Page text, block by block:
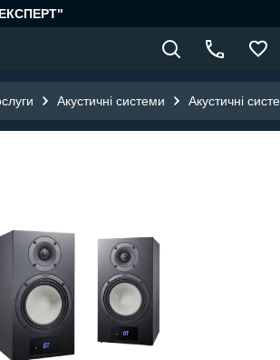
Акустичні системи Акустичні